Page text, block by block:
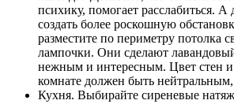
психику, помогает расслабиться. А
создать более роскошную
разместите по периметру потолка
лампочки. Они сделают
нежным и интересным. Цвет стен и
комнате должен быть
Кухня. Выбирайте сиреневые